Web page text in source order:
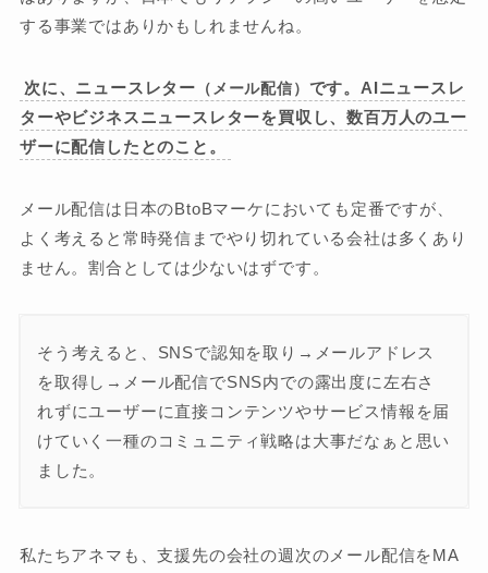
する事業ではありかもしれませんね。
次に、ニュースレター （メール配信） です。AIニュースレ
ターやビジネスニュースレターを買収し、数百万人のユー
ザーに配信したとのこと。
メール配信は日本のBtoBマーケにおいても定番ですが、
よく考えると常時発信までやり切れている会社は多くあり
ません。割合としては少ないはずです。
そう考えると、SNSで認知を取り→メールアドレス
を取得し→メール配信でSNS内での露出度に左右さ
れずにユーザーに直接コンテンツやサービス情報を届
けていく一種のコミュニティ戦略は大事だなぁと思い
ました。
私たちアネマも、支援先の会社の週次のメール配信をMA